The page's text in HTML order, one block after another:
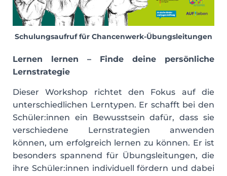
Schulungsaufruf für Chancenwerk-Übungsleitungen
Lernen lernen – Finde deine persönliche
Lernstrategie
Dieser Workshop richtet den Fokus auf die
unterschiedlichen Lerntypen. Er schafft bei den
Schüler:innen ein Bewusstsein dafür, dass sie
verschiedene Lernstrategien anwenden
können, um erfolgreich lernen zu können. Er ist
besonders spannend für Übungsleitungen, die
ihre Schüler:innen individuell fördern und dabei